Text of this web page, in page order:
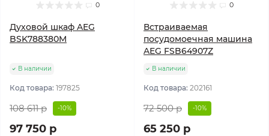
0
Духовой шкаф AEG
BSK788380M
В наличии
Код товара: 197825
108 611 р -10%
97 750 р
0
Встраиваемая
посудомоечная машина
AEG FSB64907Z
В наличии
Код товара: 202161
72 500 р -10%
65 250 р